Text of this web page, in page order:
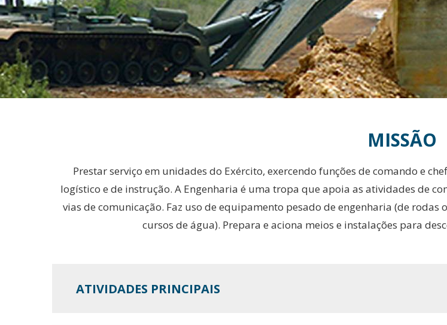
MISSÃO
Prestar serviço em unidades do Exército, exercendo funções de comando e
logístico e de instrução. A Engenharia é uma ​tropa que apoia as atividades de
vias de comunicação. Faz uso de equipamento pesado de engenharia (de
cursos de água). Prepara e aciona meios e instalações para
ATIVIDADES PRINCIPAIS